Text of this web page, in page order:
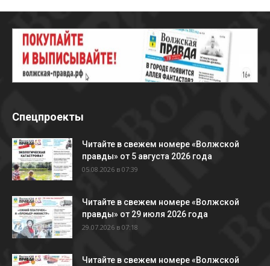
Спецпроекты
Читайте в свежем номере «Волжской
правды» от 5 августа 2026 года
05.08.2026 в 07:39
Читайте в свежем номере «Волжской
правды» от 29 июля 2026 года
29.07.2026 в 07:18
Читайте в свежем номере «Волжской